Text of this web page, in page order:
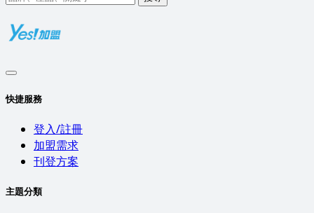
快捷服務
登入/註冊
加盟需求
刊登方案
主題分類